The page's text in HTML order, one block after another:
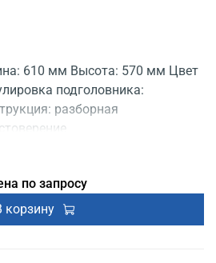
610 мм Высота: 570 мм Цвет
подголовника:
разборная
по запросу
корзину